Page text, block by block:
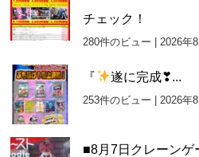
チェック！
280件のビュー 2026年
『 遂に完成❣...
253件のビュー 2026年
■8月7日クレーンゲ